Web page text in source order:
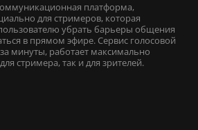
платформа,
для стримеров, которая
убрать барьеры общения
в прямом эфире. Сервис голосовой
за минуты, работает максимально
стримера, так и для зрителей.